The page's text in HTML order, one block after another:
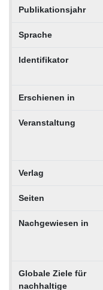
Publikationsjahr
Sprache
Identifikator
Erschienen in
Veranstaltung
Verlag
Seiten
Nachgewiesen in
Globale Ziele für
nachhaltige